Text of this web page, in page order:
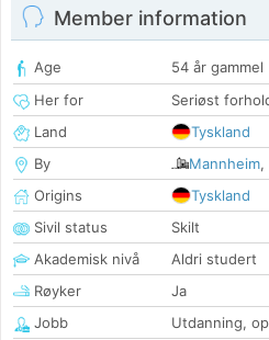
Member information
Age
54 år gammel
Her for
Seriøst
Land
Tyskland
By
Mannheim,
Origins
Tyskland
Sivil status
Skilt
Akademisk nivå
Aldri studert
Røyker
Ja
Jobb
Utdanning,